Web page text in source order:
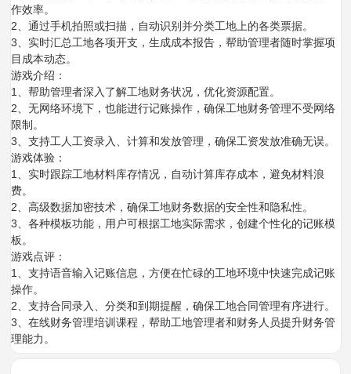
作效率。
2、通过手机拍照或扫描，自动识别并分类工地上的各类票据。
3、实时汇总工地各项开支，生成成本报告，帮助管理者随时掌握项
目成本动态。
游戏介绍：
1、帮助管理者深入了解工地财务状况，优化资源配置。
2、无网络环境下，也能进行记账操作，确保工地财务管理不受网络
限制。
3、支持工人工资录入、计算和发放管理，确保工资发放准确无误。
游戏体验：
1、实时跟踪工地材料库存情况，自动计算库存成本，避免材料浪
费。
2、高级数据加密技术，确保工地财务数据的安全性和隐私性。
3、各种模板功能，用户可根据工地实际需求，创建个性化的记账模
板。
游戏点评：
1、支持语音输入记账信息，方便在忙碌的工地环境中快速完成记账
操作。
2、支持合同录入、分类和到期提醒，确保工地合同管理有序进行。
3、在线财务管理培训课程，帮助工地管理者和财务人员提升财务管
理能力。